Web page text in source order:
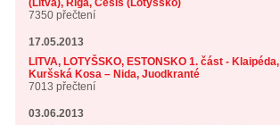
(Litva), Riga, Césis (Lotyšsko)
7350 přečtení
17.05.2013
LITVA, LOTYŠSKO, ESTONSKO 1. část - Klaipéda,
Kuršská Kosa – Nida, Juodkranté
7013 přečtení
03.06.2013